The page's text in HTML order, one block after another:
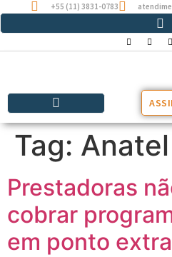
+55 (11) 3831-0783
Tag: Anatel
Prestadoras
cobrar
em ponto extra